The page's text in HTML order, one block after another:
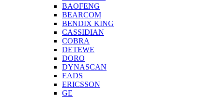
BAOFENG
BEARCOM
BENDIX KING
CASSIDIAN
COBRA
DETEWE
DORO
DYNASCAN
EADS
ERICSSON
GE